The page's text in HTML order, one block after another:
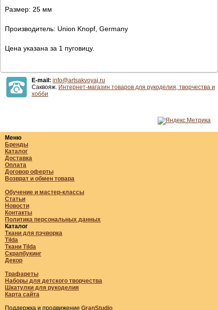
Размер: 25 мм
Производитель: Union Knopf, Germany
Цена указана за 1 пуговицу.
E-mail: info@artsakvoyaj.ru
Саквояж. Интернет-магазин товаров для рукоделия, творчества и
хобби
Меню
Бренды
Каталог
Доставка
Оплата
Договор оферты
Возврат и обмен товара
Обучение и мастер-классы
Статьи
Новости
Контакты
Политика персональных данных
Каталог
Ткани для пэчворка
Tilda
Ткани Tilda
Скрапбукинг
Декор
Трафареты
Наборы для детского творчества
Шкатулки для рукоделия
Карта сайта
Поддержка и продвижение GranStudio